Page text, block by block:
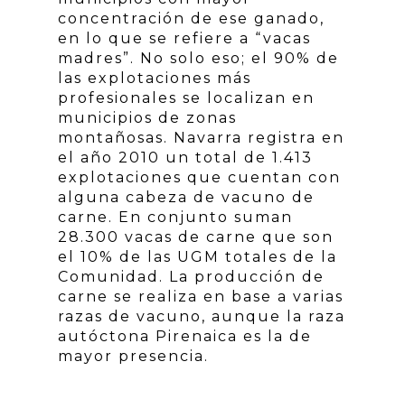
concentración de ese ganado,
en lo que se refiere a “vacas
madres”. No solo eso; el 90% de
las explotaciones más
profesionales se localizan en
municipios de zonas
montañosas. Navarra registra en
el año 2010 un total de 1.413
explotaciones que cuentan con
alguna cabeza de vacuno de
carne. En conjunto suman
28.300 vacas de carne que son
el 10% de las UGM totales de la
Comunidad. La producción de
carne se realiza en base a varias
razas de vacuno, aunque la raza
autóctona Pirenaica es la de
mayor presencia.